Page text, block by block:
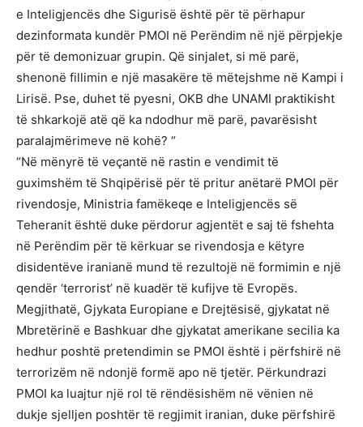
e Inteligjencës dhe Sigurisë është për të përhapur
dezinformata kundër PMOI në Perëndim në një përpjekje
për të demonizuar grupin. Që sinjalet, si më parë,
shenonë fillimin e një masakëre të mëtejshme në Kampi i
Lirisë. Pse, duhet të pyesni, OKB dhe UNAMI praktikisht
të shkarkojë atë që ka ndodhur më parë, pavarësisht
paralajmërimeve në kohë? “
“Në mënyrë të veçantë në rastin e vendimit të
guximshëm të Shqipërisë për të pritur anëtarë PMOI për
rivendosje, Ministria famëkeqe e Inteligjencës së
Teheranit është duke përdorur agjentët e saj të fshehta
në Perëndim për të kërkuar se rivendosja e këtyre
disidentëve iranianë mund të rezultojë në formimin e një
qendër ‘terrorist’ në kuadër të kufijve të Evropës.
Megjithatë, Gjykata Europiane e Drejtësisë, gjykatat në
Mbretërinë e Bashkuar dhe gjykatat amerikane secilia ka
hedhur poshtë pretendimin se PMOI është i përfshirë në
terrorizëm në ndonjë formë apo në tjetër. Përkundrazi
PMOI ka luajtur një rol të rëndësishëm në vënien në
dukje sjelljen poshtër të regjimit iranian, duke përfshirë